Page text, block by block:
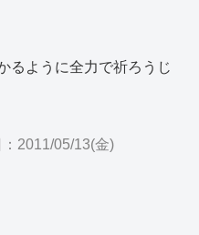
るように全力で祈ろうじ
2011/05/13(金)